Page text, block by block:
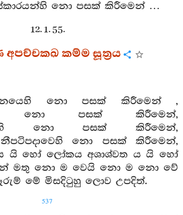
නො පසක් කිරීමෙන් …
12. 1. 55.
කම්ම සූත්‍රය
නො පසක් කිරීමෙන් ,
නො පසක් කිරීමෙන්,
නො පසක් කිරීමෙන්,
නො පසක් කිරීමෙන්,
යි හෝ ලෝකය අශාශ්වත ය යි හෝ
මතු නො ම වෙයි නො ම නො වේ
මේ මිසදිටුහු ලොව උපදිත්.
537